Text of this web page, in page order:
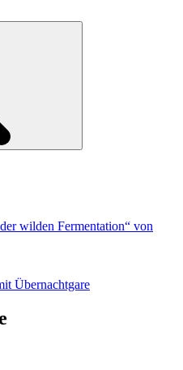
wilden Fermentation“ von
Übernachtgare